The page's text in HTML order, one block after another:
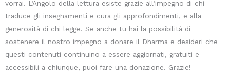
vorrai. L’Angolo della lettura esiste grazie all’impegno di chi
traduce gli insegnamenti e cura gli approfondimenti, e alla
generosità di chi legge. Se anche tu hai la possibilità di
sostenere il nostro impegno a donare il Dharma e desideri che
questi contenuti continuino a essere aggiornati, gratuiti e
accessibili a chiunque, puoi fare una donazione. Grazie!